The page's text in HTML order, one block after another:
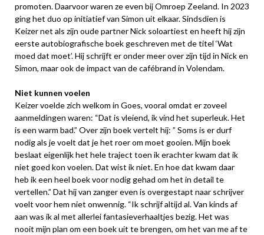
promoten. Daarvoor waren ze even bij Omroep Zeeland. In 2023
ging het duo op initiatief van Simon uit elkaar. Sindsdien is
Keizer net als zijn oude partner Nick soloartiest en heeft hij zijn
eerste autobiografische boek geschreven met de titel ‘Wat
moed dat moet’. Hij schrijft er onder meer over zijn tijd in Nick en
Simon, maar ook de impact van de cafébrand in Volendam.
Niet kunnen voelen
Keizer voelde zich welkom in Goes, vooral omdat er zoveel
aanmeldingen waren: “Dat is vleiend, ik vind het superleuk. Het
is een warm bad.” Over zijn boek vertelt hij: ” Soms is er durf
nodig als je voelt dat je het roer om moet gooien. Mijn boek
beslaat eigenlijk het hele traject toen ik erachter kwam dat ik
niet goed kon voelen. Dat wist ik niet. En hoe dat kwam daar
heb ik een heel boek voor nodig gehad om het in detail te
vertellen.” Dat hij van zanger even is overgestapt naar schrijver
voelt voor hem niet onwennig. “Ik schrijf altijd al. Van kinds af
aan was ik al met allerlei fantasieverhaaltjes bezig. Het was
nooit mijn plan om een boek uit te brengen, om het van me af te